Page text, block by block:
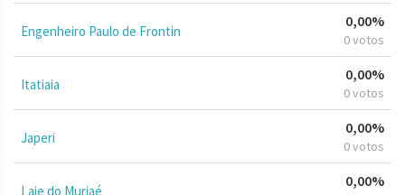
Engenheiro Paulo de Frontin
0,00%
0 votos
Itatiaia
0,00%
0 votos
Japeri
0,00%
0 votos
Laje do Muriaé
0,00%